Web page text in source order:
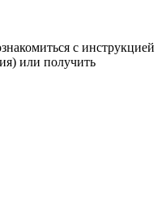
с инструкцией
или получить